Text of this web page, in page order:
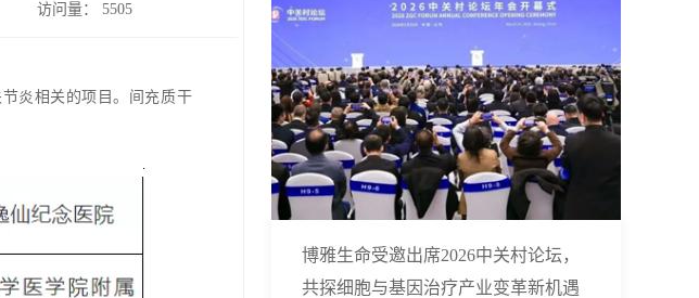
访问量： 5505
炎相关的项目。间充质干
博雅生命受邀出席2026中关村论坛，
共探细胞与基因治疗产业变革新机遇